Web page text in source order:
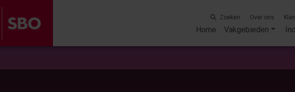
Zoeken Over ons
Home
Vakgebieden